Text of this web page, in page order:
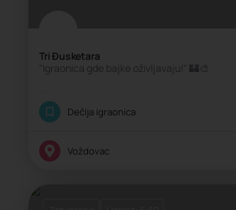
Tri Đusketara
"Igraonica gde bajke oživljavaju!" 🏰🎨
Dečija igraonica
Voždovac